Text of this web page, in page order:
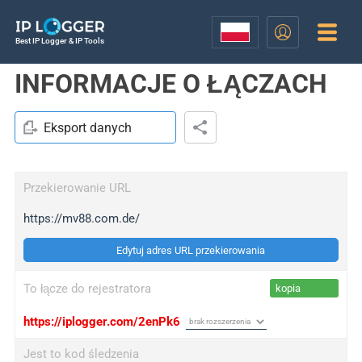
Best IP Logger & IP Tools
INFORMACJE O ŁĄCZACH
Eksport danych
Przekierowanie URL
https://mv88.com.de/
Edytuj adres URL przekierowania
To łącze do rejestratora kopia
https://iplogger.com/2enPk6
Jest to kod śledzenia